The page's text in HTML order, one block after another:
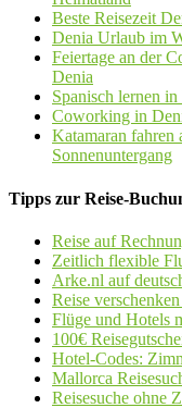
Beste Reisezeit
Denia Urlaub im
Feiertage an der
Denia
Spanisch lernen
Coworking in
Katamaran fahren
Sonnenuntergang
Tipps zur Reise-
Reise auf
Zeitlich flexible
Arke.nl auf
Reise
Flüge und Hotels
100€
Hotel-Codes:
Mallorca
Reisesuche ohne